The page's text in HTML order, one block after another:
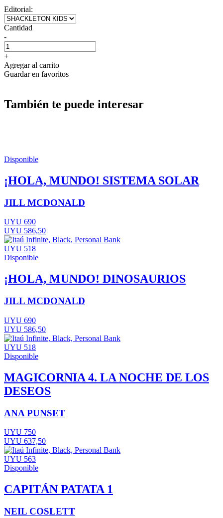
Editorial:
Cantidad
-
+
Agregar al carrito
Guardar en favoritos
También te puede interesar
Disponible
¡HOLA, MUNDO! SISTEMA SOLAR
JILL MCDONALD
UYU 690
UYU 586,50
UYU 518
Disponible
¡HOLA, MUNDO! DINOSAURIOS
JILL MCDONALD
UYU 690
UYU 586,50
UYU 518
Disponible
MAGICORNIA 4. LA NOCHE DE LOS
DESEOS
ANA PUNSET
UYU 750
UYU 637,50
UYU 563
Disponible
CAPITÁN PATATA 1
NEIL COSLETT